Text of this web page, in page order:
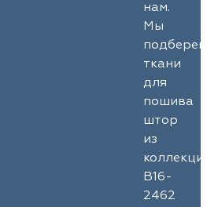
нам.
Мы
подберем
ткани
для
пошива
штор
из
B16-
2462